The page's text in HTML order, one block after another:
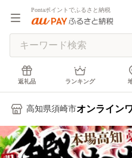
Pontaポイントでふるさと納税
返礼品 ランキング
高知県須崎市オンライン